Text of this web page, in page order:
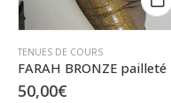
TENUES DE COURS
50,00€